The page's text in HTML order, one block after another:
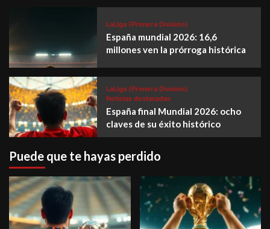
LaLiga (Primera División)
España mundial 2026: 16,6
millones ven la prórroga histórica
LaLiga (Primera División)
Noticias destacadas
España final Mundial 2026: ocho
claves de su éxito histórico
Puede que te hayas perdido